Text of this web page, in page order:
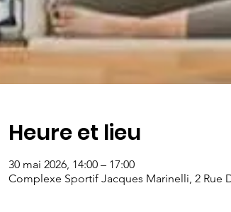
Heure et lieu
30 mai 2026, 14:00 – 17:00
Complexe Sportif Jacques Marinelli, 2 Rue